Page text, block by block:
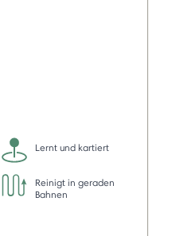
Lernt und kartiert
Reinigt in geraden
Bahnen